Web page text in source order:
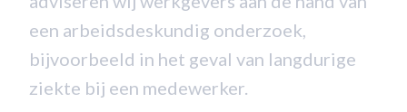
een arbeidsdeskundig onderzoek,
bijvoorbeeld in het geval van langdurige
ziekte bij een medewerker.